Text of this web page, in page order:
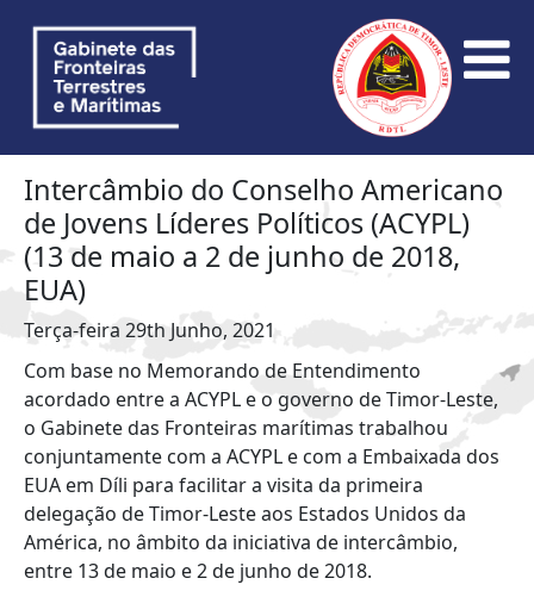
Intercâmbio do Conselho Americano
de Jovens Líderes Políticos (ACYPL)
(13 de maio a 2 de junho de 2018,
EUA)
Terça-feira 29th Junho, 2021
Com base no Memorando de Entendimento
acordado entre a ACYPL e o governo de Timor-Leste,
o Gabinete das Fronteiras marítimas trabalhou
conjuntamente com a ACYPL e com a Embaixada dos
EUA em Díli para facilitar a visita da primeira
delegação de Timor-Leste aos Estados Unidos da
América, no âmbito da iniciativa de intercâmbio,
entre 13 de maio e 2 de junho de 2018.